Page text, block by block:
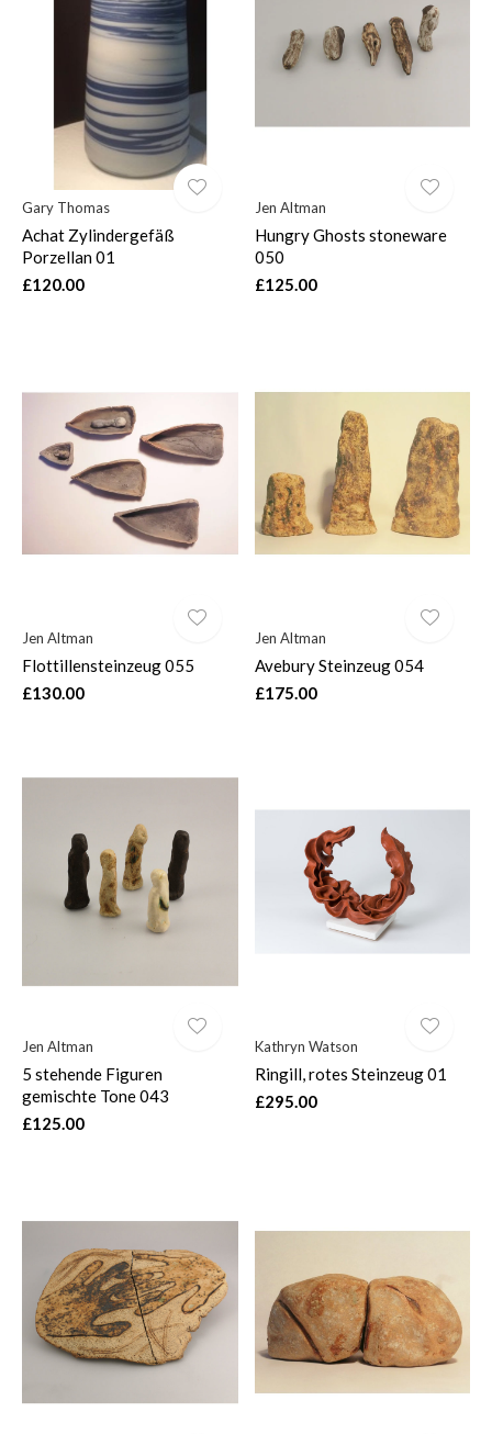
Gary Thomas
Achat Zylindergefäß
Porzellan 01
£120.00
Jen Altman
Hungry Ghosts stoneware
050
£125.00
Jen Altman
Flottillensteinzeug 055
£130.00
Jen Altman
Avebury Steinzeug 054
£175.00
Jen Altman
5 stehende Figuren
gemischte Tone 043
£125.00
Kathryn Watson
Ringill, rotes Steinzeug 01
£295.00